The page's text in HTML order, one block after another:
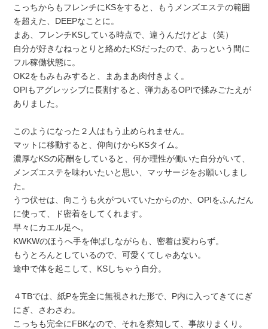
こっちからもフレンチにKSをすると、もうメンズエステの範囲
を超えた、DEEPなことに。
まあ、フレンチKSしている時点で、違うんだけどよ（笑）
自分が好きなねっとりと絡めたKSだったので、あっという間に
フル稼働状態に。
OK2をもみもみすると、まあまあ肉付きよく。
OPIもアグレッシブに長割すると、弾力あるOPIで揉みごたえが
ありました。
このようになった２人はもう止められません。
マットに移動すると、仰向けからKSタイム。
濃厚なKSの応酬をしていると、何か理性が働いた自分がいて、
メンズエステを味わいたいと思い、マッサージをお願いしまし
た。
うつ伏せは、向こうも火がついていたからのか、OPIをふんだん
に使って、ド密着をしてくれます。
早々にカエル足へ。
KWKWのほうへ手を伸ばしながらも、密着は変わらず。
もうとろんとしているので、可愛くてしゃあない。
途中で体を起こして、KSしちゃう自分。
４TBでは、紙Pを完全に無視された形で、P内に入ってきてにぎ
にぎ、さわさわ。
こっちも完全にFBKなので、それを察知して、事故りまくり。